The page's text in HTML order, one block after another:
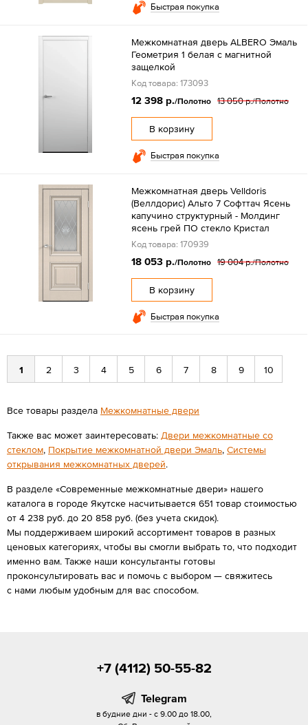
Быстрая покупка
Межкомнатная дверь ALBERO Эмаль
Геометрия 1 белая с магнитной
защелкой
Код товара: 173093
12 398 р./Полотно 13 050 р./Полотно
В корзину
Быстрая покупка
Межкомнатная дверь Velldoris
(Веллдорис) Альто 7 Софттач Ясень
капучино структурный - Молдинг
ясень грей ПО стекло Кристал
Код товара: 170939
18 053 р./Полотно 19 004 р./Полотно
В корзину
Быстрая покупка
1 2 3 4 5 6 7 8 9 10
Все товары раздела Межкомнатные двери
Также вас может заинтересовать: Двери межкомнатные со
стеклом, Покрытие межкомнатной двери Эмаль, Системы
открывания межкомнатных дверей.
В разделе «Современные межкомнатные двери» нашего
каталога в городе Якутске насчитывается 651 товар стоимостью
от 4 238 руб. до 20 858 руб. (без учета скидок).
Мы поддерживаем широкий ассортимент товаров в разных
ценовых категориях, чтобы вы смогли выбрать то, что подходит
именно вам. Также наши консультанты готовы
проконсультировать вас и помочь с выбором — свяжитесь
с нами любым удобным для вас способом.
+7 (4112) 50-55-82
Telegram
в будние дни - с 9.00 до 18.00,